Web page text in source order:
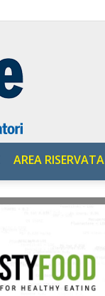
AREA RISERVATA